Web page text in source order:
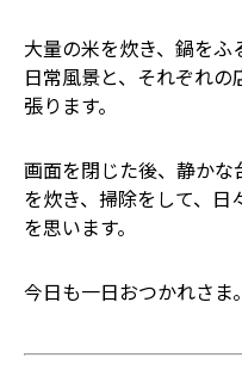
大量の米を炊き、鍋を
日常風景と、それぞれ
張ります。
画面を閉じた後、静かな
を炊き、掃除をして、日
を思います。
今日も一日おつかれさま。